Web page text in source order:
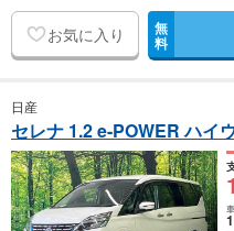
お気に入り 無
料
日産
セレナ 1.2 e-POWER ハイ